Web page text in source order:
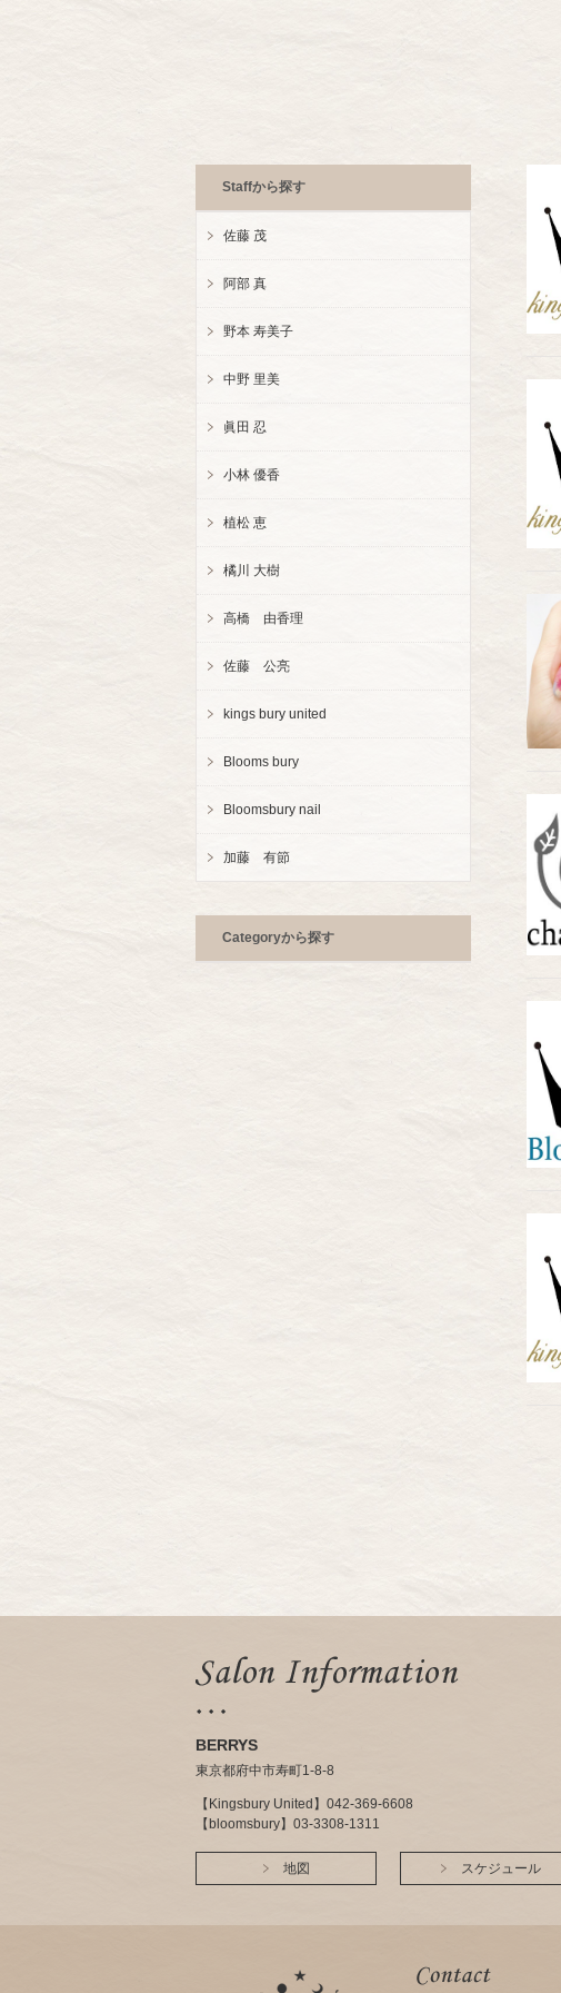
Staffから探す
佐藤 茂
阿部 真
野本 寿美子
中野 里美
眞田 忍
小林 優香
植松 恵
橘川 大樹
高橋 由香理
佐藤 公亮
kings bury united
Blooms bury
Bloomsbury nail
加藤 有節
Categoryから探す
BERRYS
東京都府中市寿町1-8-8
【Kingsbury United】042-369-6608
【bloomsbury】03-3308-1311
地図 スケジュール